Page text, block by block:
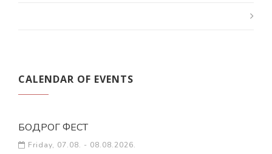
CALENDAR OF EVENTS
БОДРОГ ФЕСТ
Friday, 07.08. - 08.08.2026.